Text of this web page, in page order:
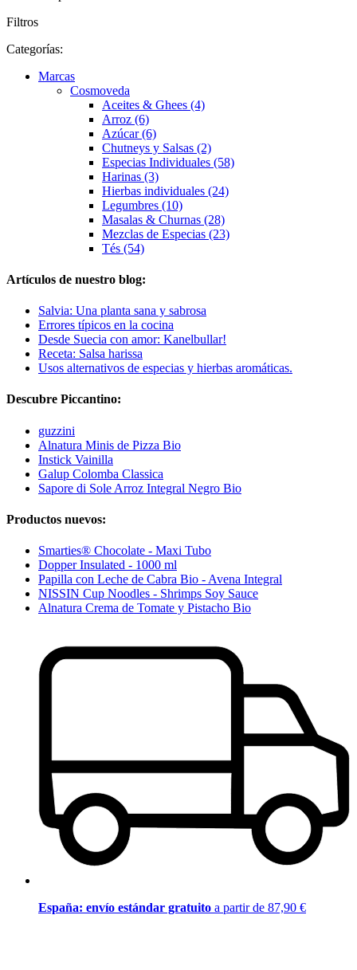
Filtros
Categorías:
Marcas
Cosmoveda
Aceites & Ghees (4)
Arroz (6)
Azúcar (6)
Chutneys y Salsas (2)
Especias Individuales (58)
Harinas (3)
Hierbas individuales (24)
Legumbres (10)
Masalas & Churnas (28)
Mezclas de Especias (23)
Tés (54)
Artículos de nuestro blog:
Salvia: Una planta sana y sabrosa
Errores típicos en la cocina
Desde Suecia con amor: Kanelbullar!
Receta: Salsa harissa
Usos alternativos de especias y hierbas aromáticas.
Descubre Piccantino:
guzzini
Alnatura Minis de Pizza Bio
Instick Vainilla
Galup Colomba Classica
Sapore di Sole Arroz Integral Negro Bio
Productos nuevos:
Smarties® Chocolate - Maxi Tubo
Dopper Insulated - 1000 ml
Papilla con Leche de Cabra Bio - Avena Integral
NISSIN Cup Noodles - Shrimps Soy Sauce
Alnatura Crema de Tomate y Pistacho Bio
España: envío estándar gratuito a partir de 87,90 €